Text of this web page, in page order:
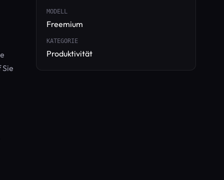
MODELL
Freemium
KATEGORIE
Produktivität